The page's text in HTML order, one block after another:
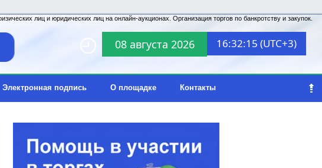
08 августа 2026 16:32:15 (UTC+3)
лиц и юридических лиц на онлайн-аукционах. Организация торгов по банкротству и закупок.
Электронная подпись О площадке Контакты